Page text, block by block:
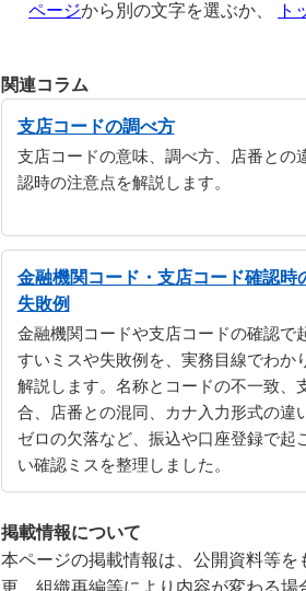
ページから別の文字を選ぶか、 ト
関連コラム
支店コードの調べ方
支店コードの意味、調べ方、店番との
認時の注意点を解説します。
金融機関コード・支店コード確認時
失敗例
金融機関コードや支店コードの確認で
すいミスや失敗例を、実務目線でわか
解説します。名称とコードの不一致、
合、店番との混同、カナ入力形式の違
ゼロの欠落など、振込や口座登録で起
い確認ミスを整理しました。
掲載情報について
本ページの掲載情報は、公開資料等
更、組織再編等により内容が変わる場